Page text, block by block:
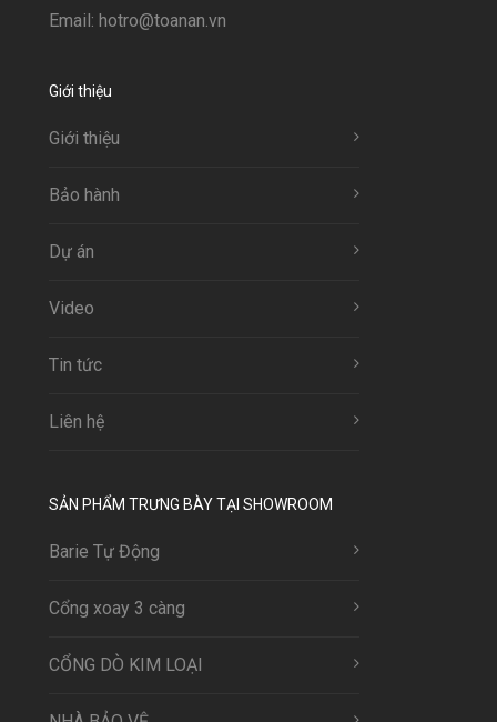
Email: hotro@toanan.vn
Giới thiệu
Giới thiệu
Bảo hành
Dự án
Video
Tin tức
Liên hệ
SẢN PHẨM TRƯNG BÀY TẠI SHOWROOM
Barie Tự Động
Cổng xoay 3 càng
CỔNG DÒ KIM LOẠI